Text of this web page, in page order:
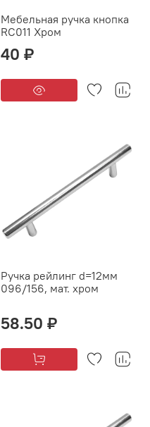
Мебельная ручка кнопка
RC011 Хром
40 ₽
Ручка рейлинг d=12мм
096/156, мат. хром
58.50 ₽